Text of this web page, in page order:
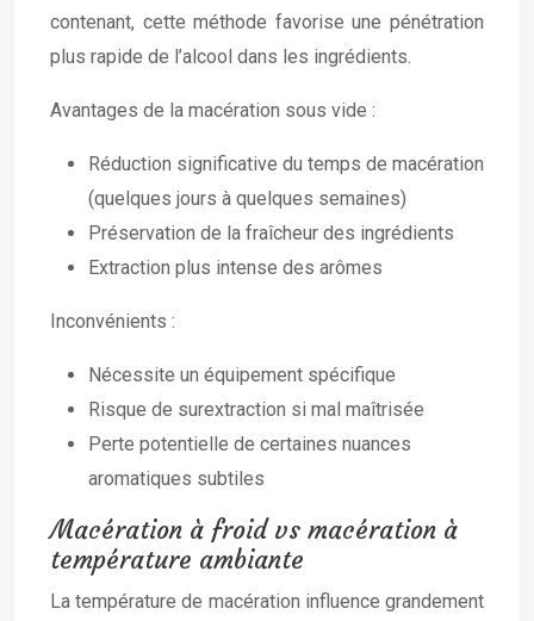
contenant, cette méthode favorise une pénétration
plus rapide de l’alcool dans les ingrédients.
Avantages de la macération sous vide :
Réduction significative du temps de macération
(quelques jours à quelques semaines)
Préservation de la fraîcheur des ingrédients
Extraction plus intense des arômes
Inconvénients :
Nécessite un équipement spécifique
Risque de surextraction si mal maîtrisée
Perte potentielle de certaines nuances
aromatiques subtiles
Macération à froid vs macération à
température ambiante
La température de macération influence grandement